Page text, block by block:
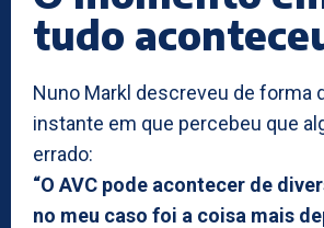
tudo
Nuno Markl descreveu de forma
instante em que percebeu que
errado:
“O AVC pode acontecer de
no meu caso foi a coisa mais